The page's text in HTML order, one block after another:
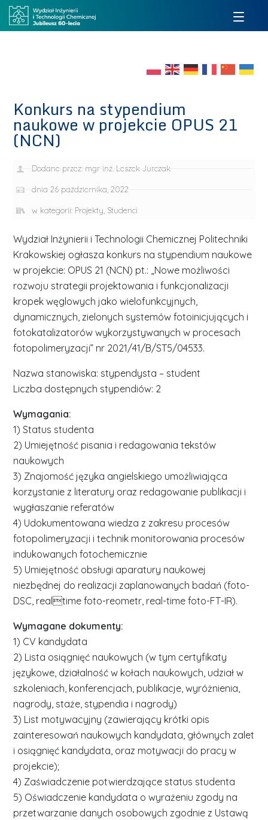
Konkurs na stypendium
naukowe w projekcie OPUS 21
(NCN)
Dodane przez: mgr inż. Leszek Jurczak
dnia 26 października, 2022
w kategorii: Projekty, Studenci
Wydział Inżynierii i Technologii Chemicznej Politechniki
Krakowskiej ogłasza konkurs na stypendium naukowe
w projekcie: OPUS 21 (NCN) pt.: „Nowe możliwości
rozwoju strategii projektowania i funkcjonalizacji
kropek węglowych jako wielofunkcyjnych,
dynamicznych, zielonych systemów fotoinicjujących i
fotokatalizatorów wykorzystywanych w procesach
fotopolimeryzacji” nr 2021/41/B/ST5/04533.
Nazwa stanowiska: stypendysta – student
Liczba dostępnych stypendiów: 2
Wymagania:
1) Status studenta
2) Umiejętność pisania i redagowania tekstów
naukowych
3) Znajomość języka angielskiego umożliwiająca
korzystanie z literatury oraz redagowanie publikacji i
wygłaszanie referatów
4) Udokumentowana wiedza z zakresu procesów
fotopolimeryzacji i technik monitorowania procesów
indukowanych fotochemicznie
5) Umiejętność obsługi aparatury naukowej
niezbędnej do realizacji zaplanowanych badań (foto-
DSC, realtime foto-reometr, real-time foto-FT-IR).
Wymagane dokumenty:
1) CV kandydata
2) Lista osiągnięć naukowych (w tym certyfikaty
językowe, działalność w kołach naukowych, udział w
szkoleniach, konferencjach, publikacje, wyróżnienia,
nagrody, staże, stypendia i nagrody)
3) List motywacyjny (zawierający krótki opis
zainteresowań naukowych kandydata, głównych zalet
i osiągnięć kandydata, oraz motywacji do pracy w
projekcie);
4) Zaświadczenie potwierdzające status studenta
5) Oświadczenie kandydata o wyrażeniu zgody na
przetwarzanie danych osobowych zgodnie z Ustawą